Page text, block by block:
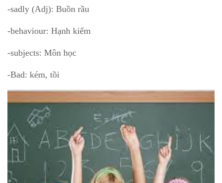
-sadly (Adj): Buồn rầu
-behaviour: Hạnh kiểm
-subjects: Môn học
-Bad: kém, tồi